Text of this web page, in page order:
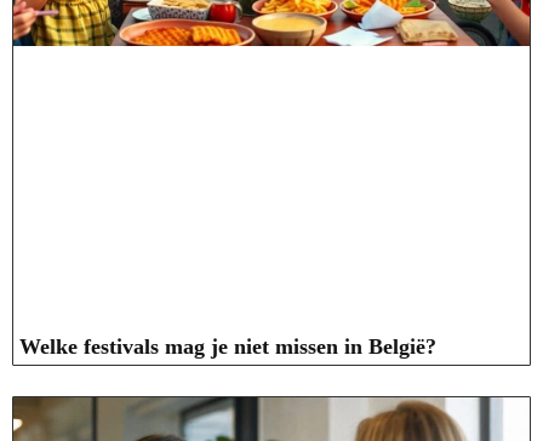
Welke festivals mag je niet missen in België?